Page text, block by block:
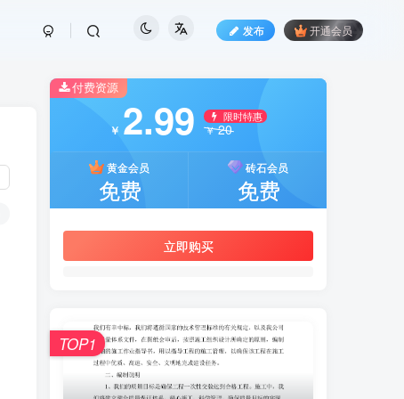
发布 开通会员
付费资源
￥ 2.99 限时特惠
￥20
黄金会员
免费
砖石会员
免费
立即购买
TOP1